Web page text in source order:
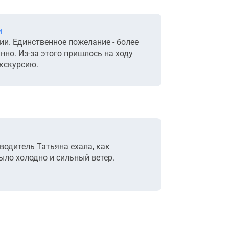
Единственное пожелание - более
Из-за этого пришлось на ходу
Татьяна ехала, как
холодно и сильный ветер.